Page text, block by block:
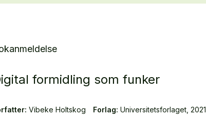
formidling som funker
Vibeke Holtskog Forlag: Universitetsforlaget, 2021